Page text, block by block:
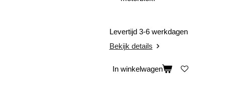
Levertijd 3-6 werkdagen
Bekijk details
In winkelwagen